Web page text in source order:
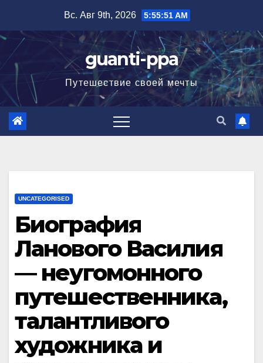
содержимому
Вс. Авг 9th, 2026 5:55:52 AM
guanti-ppa
Путешествие своей мечты
UNCATEGORISED
Биография
Ланового Василия
— неугомонного
путешественника,
талантливого
художника и